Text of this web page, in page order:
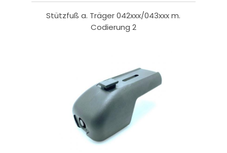
Stützfuß a. Träger 042xxx/043xxx m.
Codierung 2